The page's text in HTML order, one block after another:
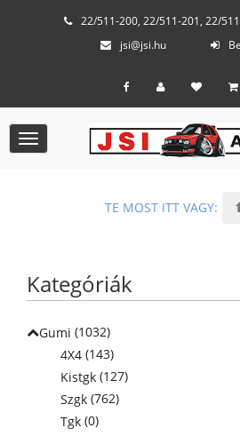
22/511-200, 22/511-201, 22/
jsi@jsi.hu
Toggle
navigation
TE MOST ITT VAGY:
Kategóriák
Gumi (1032)
4X4 (143)
Kistgk (127)
Szgk (762)
Tgk (0)